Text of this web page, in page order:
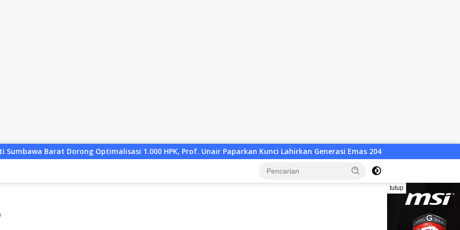
1.000 HPK, Prof. Unair Paparkan Kunci Lahirkan Generasi Emas 2045 Atlet Wushu Dompu Dicoret Sepihak, 8 Atlet
tutup